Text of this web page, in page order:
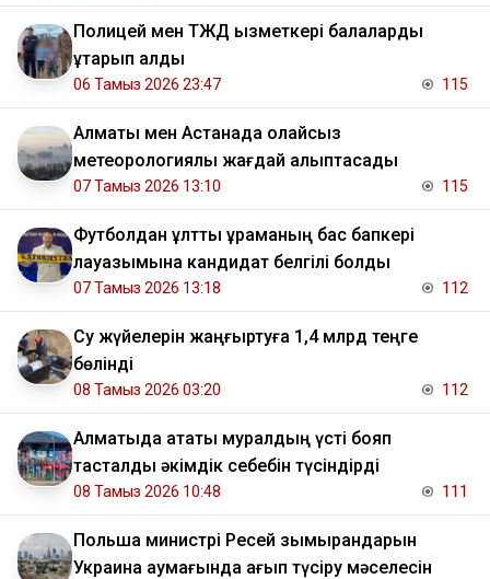
Полицей мен ТЖД қызметкері балаларды
құтқарып қалды
06 Тамыз 2026 23:47 115
Алматы мен Астанада қолайсыз
метеорологиялық жағдай қалыптасады
07 Тамыз 2026 13:10 115
Футболдан ұлттық құраманың бас бапкері
лауазымына кандидат белгілі болды
07 Тамыз 2026 13:18 112
Су жүйелерін жаңғыртуға 1,4 млрд теңге
бөлінді
08 Тамыз 2026 03:20 112
Алматыда атақты муралдың үсті бояп
тасталды әкімдік себебін түсіндірді
08 Тамыз 2026 10:48 111
Польша министрі Ресей зымырандарын
Украина аумағында қағып түсіру мәселесін